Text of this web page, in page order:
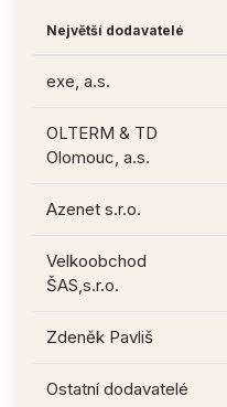
Největší dodavatelé
exe, a.s.
OLTERM & TD
Olomouc, a.s.
Azenet s.r.o.
Velkoobchod
ŠAS,s.r.o.
Zdeněk Pavliš
Ostatní dodavatelé